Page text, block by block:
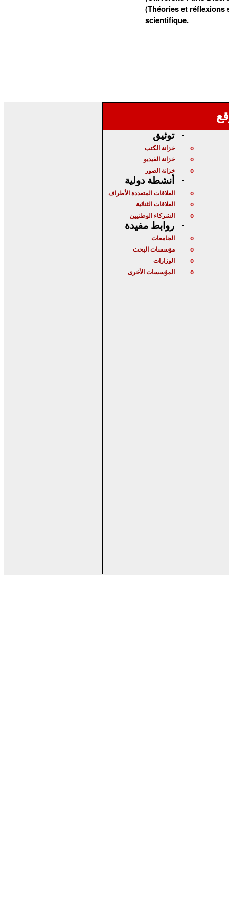
(Théories et
scientifique.
· توثيق
o خزانة الكتب
o خزانة الفيديو
o خزانة الصور
· أنشطة دولية
o العلاقات المتعددة الأطراف
o العلاقات الثنائية
o الشركاء الوطنيين
· روابط مفيدة
o الجامعات
o مؤسسات البحث
o الوزارات
o المؤسسات الأخرى